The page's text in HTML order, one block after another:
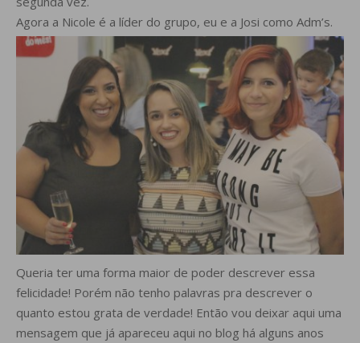
Agora a Nicole é a líder do grupo, eu e a Josi como Adm’s.
Queria ter uma forma maior de poder descrever essa
felicidade! Porém não tenho palavras pra descrever o
quanto estou grata de verdade! Então vou deixar aqui uma
mensagem que já apareceu aqui no blog há alguns anos